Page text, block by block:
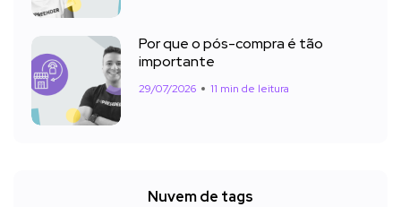
Por que o pós-compra é tão
importante
29/07/2026 11 min de leitura
Nuvem de tags